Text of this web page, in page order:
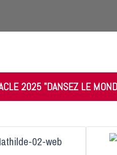
2025 "DANSEZ LE